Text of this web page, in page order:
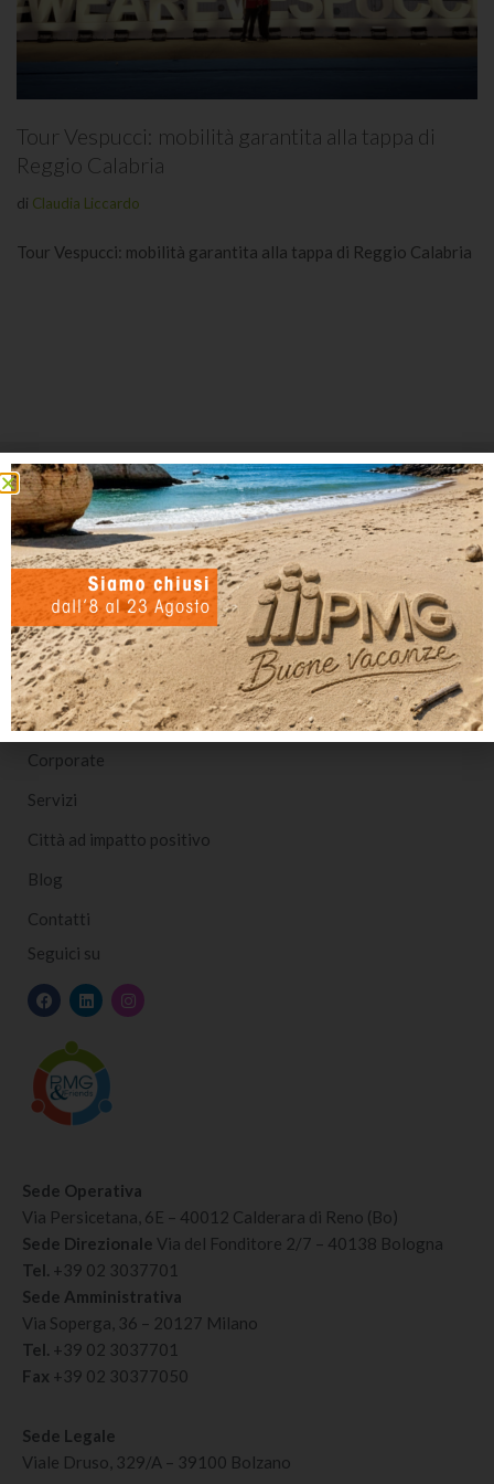
Tour Vespucci: mobilità garantita alla tappa di
Reggio Calabria
di Claudia Liccardo
Tour Vespucci: mobilità garantita alla tappa di Reggio Calabria
PMG Italia SPA
Società Benefit per l’Impatto Positivo
Nota sulla Certificazione
Corporate
Servizi
Città ad impatto positivo
Blog
Contatti
Seguici su
Sede Operativa
Via Persicetana, 6E – 40012 Calderara di Reno (Bo)
Sede Direzionale Via del Fonditore 2/7 – 40138 Bologna
Tel. +39 02 3037701
Sede Amministrativa
Via Soperga, 36 – 20127 Milano
Tel. +39 02 3037701
Fax +39 02 30377050
Sede Legale
Viale Druso, 329/A – 39100 Bolzano